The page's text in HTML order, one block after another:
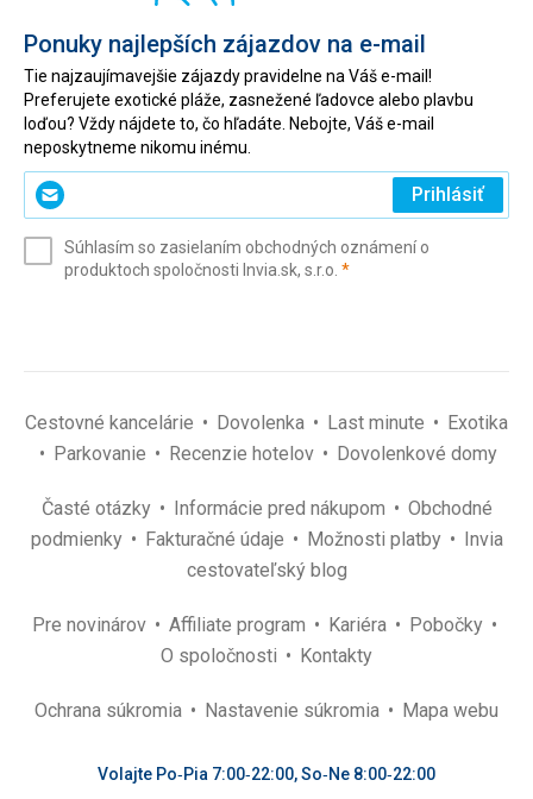
Ponuky najlepších zájazdov na e-mail
Tie najzaujímavejšie zájazdy pravidelne na Váš e-mail!
Preferujete exotické pláže, zasnežené ľadovce alebo plavbu
loďou? Vždy nájdete to, čo hľadáte. Nebojte, Váš e-mail
neposkytneme nikomu inému.
Zadajte
svoj
(povinné)
Prihlásiť
Súhlasím so zasielaním obchodných oznámení o
produktoch spoločnosti Invia.sk, s.r.o. *(povinné)
Cestovné kancelárie Dovolenka Last minute
Exotika
Parkovanie
Recenzie hotelov Dovolenkové domy
Časté otázky Informácie pred nákupom
Obchodné
podmienky
Fakturačné údaje Možnosti platby
Invia
cestovateľský blog
Pre novinárov Affiliate program Kariéra
Pobočky
O spoločnosti
Kontakty
Ochrana súkromia Nastavenie súkromia Mapa webu
Volajte Po‑Pia 7:00‑22:00, So‑Ne 8:00‑22:00